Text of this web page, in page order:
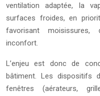
ventilation adaptée, la
surfaces froides, en
favorisant moisissures,
inconfort.
L’enjeu est donc de
bâtiment. Les dispositifs
fenêtres (aérateurs,